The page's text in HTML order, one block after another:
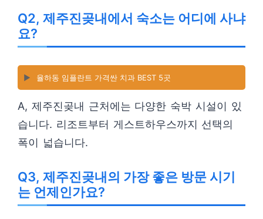
Q2, 제주진곶내에서 숙소는 어디에 사냐
요?
▶️ 율하동 임플란트 가격싼 치과 BEST 5곳
A, 제주진곶내 근처에는 다양한 숙박 시설이 있
습니다. 리조트부터 게스트하우스까지 선택의
폭이 넓습니다.
Q3, 제주진곶내의 가장 좋은 방문 시기
는 언제인가요?